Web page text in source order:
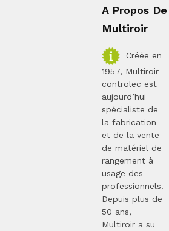
A Propos De
Multiroir
Créée en
1957, Multiroir-
controlec est
aujourd’hui
spécialiste de
la fabrication
et de la vente
de matériel de
rangement à
usage des
professionnels.
Depuis plus de
50 ans,
Multiroir a su